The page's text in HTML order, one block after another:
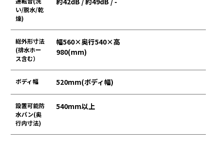
い/脱水/乾
燥)
総外形寸法
(排水ホー
ス含む）
幅560×奥行540×高
980(mm)
ボディ幅 520mm(ボディ幅)
設置可能防
水パン(奥
行内寸法)
540mm以上